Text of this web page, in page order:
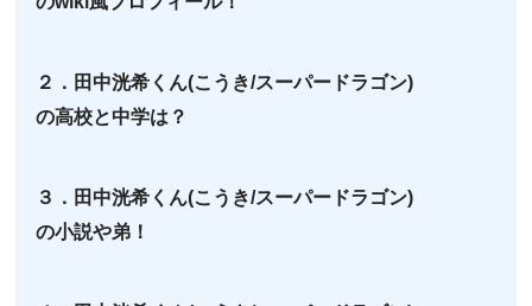
２．田中洸希くん(こうき/スーパードラゴン)
の高校と中学は？
３．田中洸希くん(こうき/スーパードラゴン)
の小説や弟！